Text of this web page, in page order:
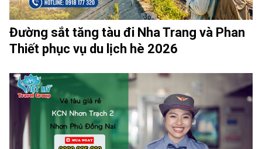
Đường sắt tăng tàu đi Nha Trang và Phan
Thiết phục vụ du lịch hè 2026